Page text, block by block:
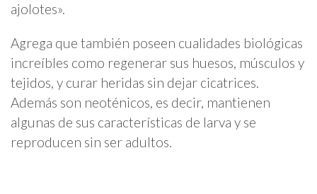
ajolotes».
Agrega que también poseen cualidades biológicas
increíbles como regenerar sus huesos, músculos y
tejidos, y curar heridas sin dejar cicatrices.
Además son neoténicos, es decir, mantienen
algunas de sus características de larva y se
reproducen sin ser adultos.